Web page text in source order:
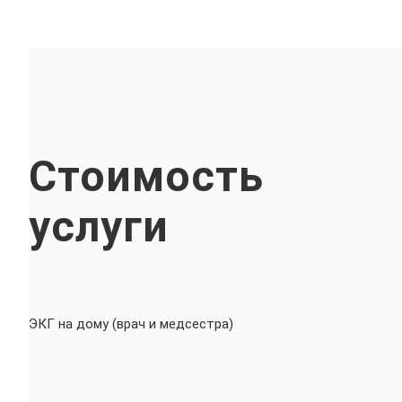
Стоимость
услуги
ЭКГ на дому (врач и медсестра)